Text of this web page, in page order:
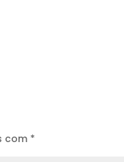
com *